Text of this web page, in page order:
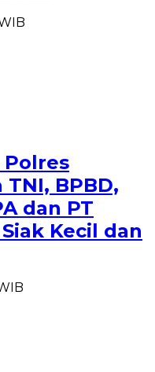
BPBD,
dan PT
Kecil dan